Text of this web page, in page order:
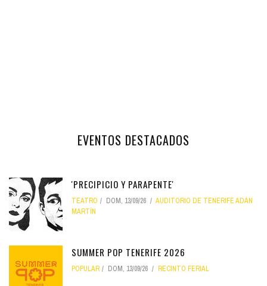
EVENTOS DESTACADOS
'PRECIPICIO Y PARAPENTE'
TEATRO DOM, 13/09/26
AUDITORIO DE TENERIFE ADÁN
MARTÍN
SUMMER POP TENERIFE 2026
POPULAR DOM, 13/09/26 RECINTO FERIAL